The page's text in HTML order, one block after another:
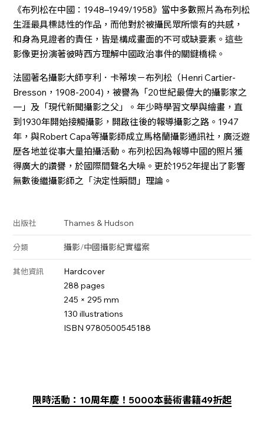
《布列松在中國：1948–1949/1958》當中多數照片為布列松
生涯最具標誌性的作品，而他對於被攝民眾所懷有的共感，
和身為見證者的責任，皆是構成畫面的不可或缺要素。這些
影像更扮演著彼時西方理解中國政治事件的關鍵橋樑。
法國著名攝影大師亨利．卡蒂埃－布列松（Henri Cartier-
Bresson，1908-2004)，被譽為「20世紀最偉大的攝影家之
一」及「現代新聞攝影之父」。年少時學習文學與繪畫，直
到1930年開始接觸攝影，開啟往後的報導攝影之路。1947
年，與Robert Capa等攝影師成立馬格蘭攝影通訊社，廣泛遊
歷各地並從事大量拍攝活動。布列松因為報導中國的照片獲
得廣大的讚譽，於國際間聲名大噪。更於1952年提出了影響
無數後繼攝影師之「決定性瞬間」理論。
出版社 Thames & Hudson
分類 攝影/中國攝影紀實檔案
其他資訊
Hardcover
288 pages
245 × 295 mm
130 illustrations
ISBN 9780500545188
限時活動：10周年慶！5000本藝術書籍49折起